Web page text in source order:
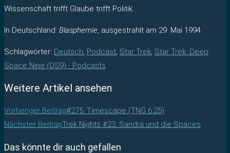
Wissenschaft trifft Glaube trifft Politik.
In Deutschland: Blasphemie, ausgestrahlt am 29. Mai 1994.
Schlagwörter: Deutsch, Podcast, Star Trek, Star Trek: Deep
Space Nine (DS9) - Podcasts
Weitere Artikel ansehen
Vorheriger Beitrag#275: Timescape (TNG 6.25)
Nächster BeitragTrek Nights #23: Sandra und die Spaces
Das könnte dir auch gefallen